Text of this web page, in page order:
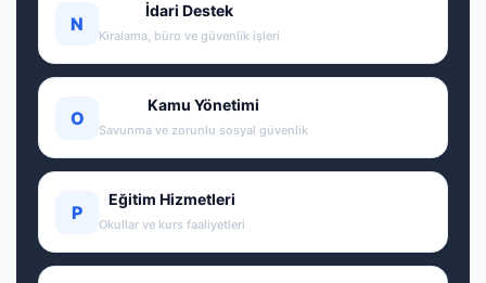
N
İdari Destek
Kiralama, büro ve güvenlik işleri
O
Kamu Yönetimi
Savunma ve zorunlu sosyal güvenlik
P
Eğitim Hizmetleri
Okullar ve kurs faaliyetleri